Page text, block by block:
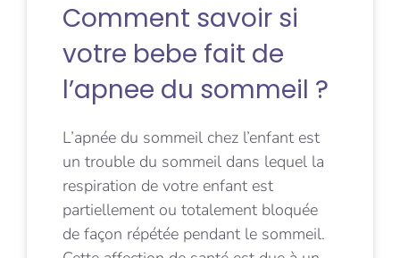
Comment savoir si
votre bebe fait de
l’apnee du sommeil ?
L’apnée du sommeil chez l’enfant est
un trouble du sommeil dans lequel la
respiration de votre enfant est
partiellement ou totalement bloquée
de façon répétée pendant le sommeil.